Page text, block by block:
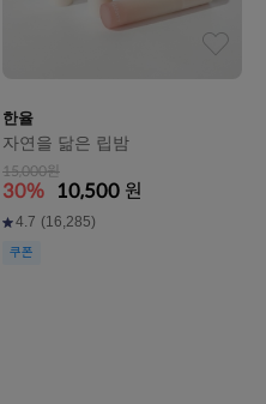
한율
자연을 닮은 립밤
15,000원
30% 10,500 원
4.7 (16,285)
쿠폰